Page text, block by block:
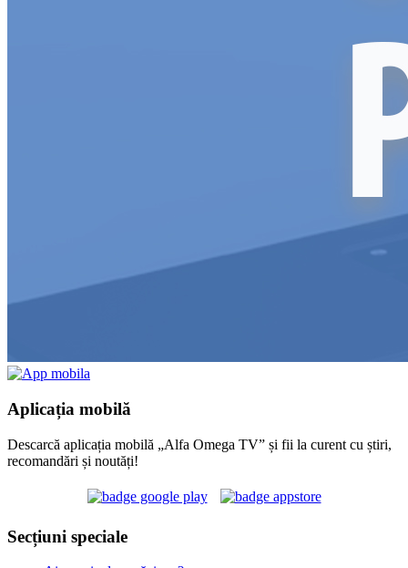
Aplicația mobilă
Descarcă aplicația mobilă „Alfa Omega TV” și fii la curent cu știri,
recomandări și noutăți!
Secțiuni speciale